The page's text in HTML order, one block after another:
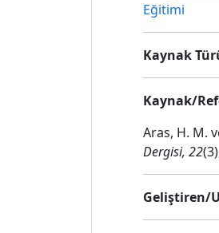
Eğitimi
Kaynak
Kaynak/
Aras, H. M.
Dergisi, 22
Geliştiren/